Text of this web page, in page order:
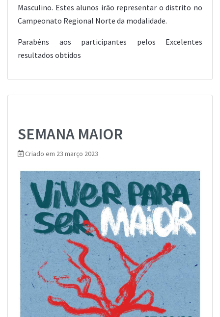
Masculino. Estes alunos irão representar o distrito no
Campeonato Regional Norte da modalidade.
Parabéns aos participantes pelos Excelentes
resultados obtidos
SEMANA MAIOR
Criado em 23 março 2023